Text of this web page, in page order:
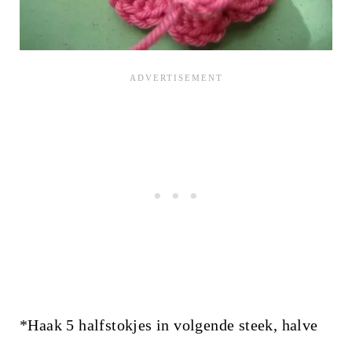
*Haak 5 halfstokjes in volgende steek, halve